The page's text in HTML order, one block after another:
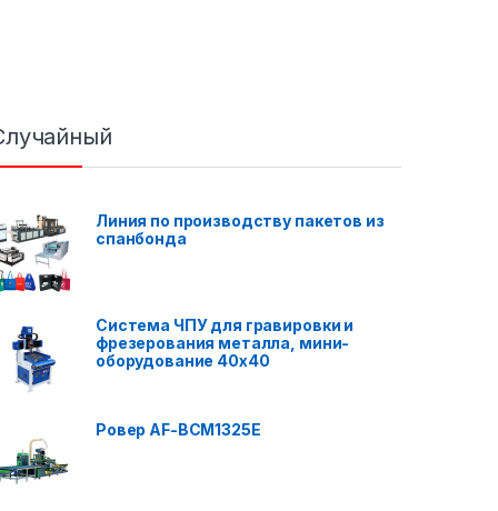
Линия по производству пакетов из
спанбонда
Система ЧПУ для гравировки и
фрезерования металла, мини-
оборудование 40x40
Ровер AF-BCM1325E